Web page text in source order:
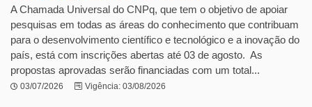
A Chamada Universal do CNPq, que tem o objetivo de apoiar
pesquisas em todas as áreas do conhecimento que contribuam
para o desenvolvimento científico e tecnológico e a inovação do
país, está com inscrições abertas até 03 de agosto. As
propostas aprovadas serão financiadas com um total...
03/07/2026 Vigência: 03/08/2026